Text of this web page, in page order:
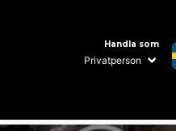
Handla som